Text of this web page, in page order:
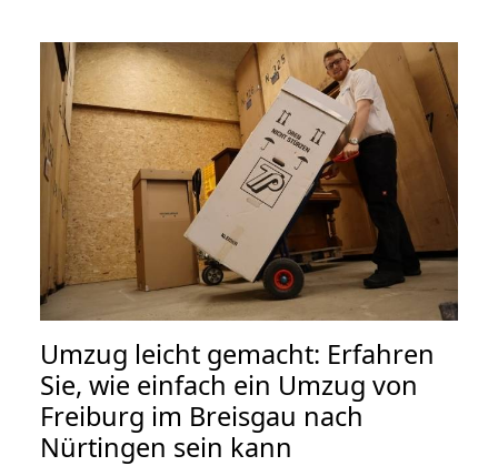
Umzug leicht gemacht: Erfahren
Sie, wie einfach ein Umzug von
Freiburg im Breisgau nach
Nürtingen sein kann